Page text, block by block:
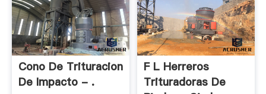
Cono De Trituracion
De Impacto - .
F L Herreros
Trituradoras De